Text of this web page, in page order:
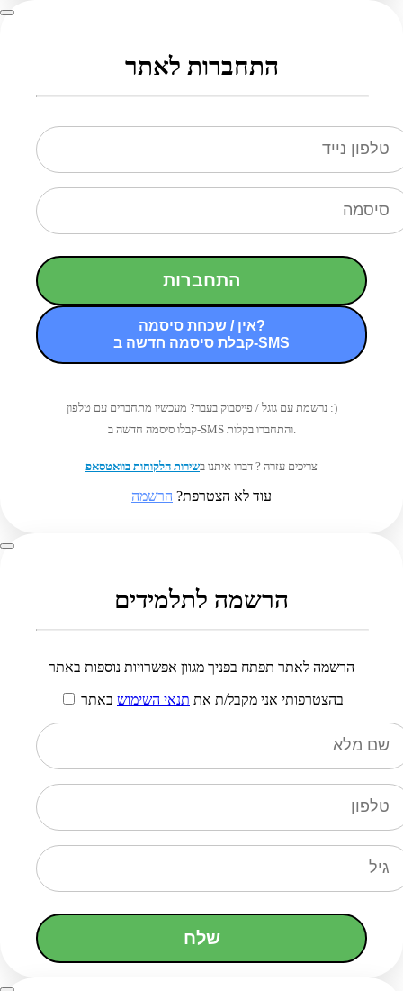
התחברות לאתר
התחברות
אין / שכחת סיסמה?
קבלת סיסמה חדשה ב-SMS
נרשמת עם גוגל / פייסבוק בעבר? מעכשיו מתחברים עם טלפון :)
קבלו סיסמה חדשה ב-SMS והתחברו בקלות.
צריכים עזרה ? דברו איתנו בשירות הלקוחות בוואטסאפ
עוד לא הצטרפת? הרשמה
הרשמה לתלמידים
הרשמה לאתר תפתח בפניך מגוון אפשרויות נוספות באתר
בהצטרפותי אני מקבל/ת את תנאי השימוש באתר
שלח